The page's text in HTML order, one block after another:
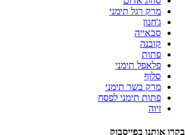
מרק רגל תימני
ג'חנון
סבאייה
קובנה
פתות
פלאפל תימני
סלוף
מרק בשר תימני
פתות תימני לפסח
זיוה
בקרו אותנו בפייסבוק